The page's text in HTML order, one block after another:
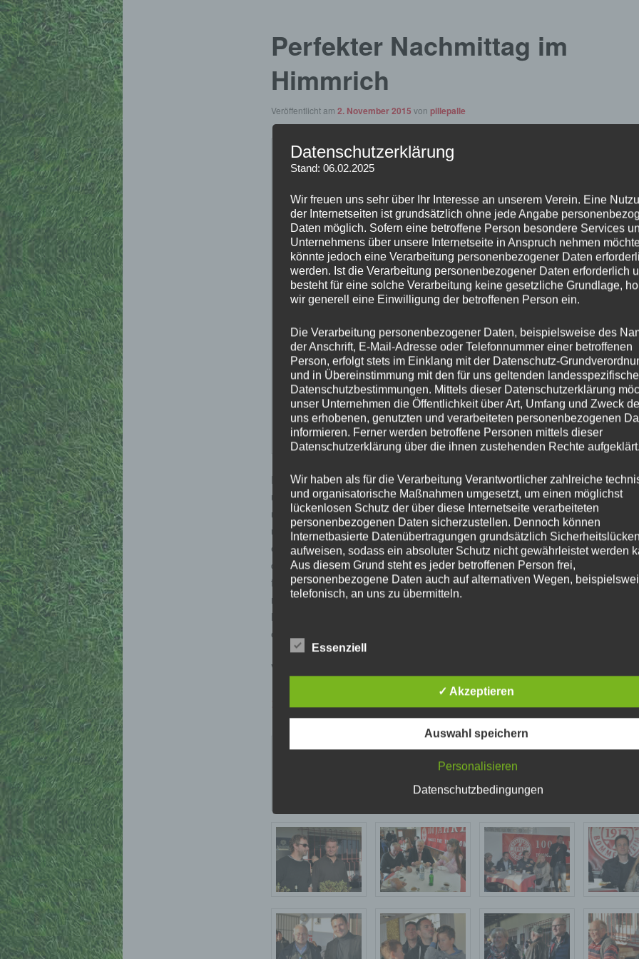
Perfekter Nachmittag im
Himmrich
Veröffentlicht am 2. November 2015 von pillepalle
Einen wunderschönen sonnigen Nachmittag erlebten die zahlreichen Besucher
unserer Ersten und Zweiten Mannschaft. Bei bis zu 22 Grad waren noch einmal
und Sonnenbrille angesagt. Gekrönt wurde das Ganze von einem souveränen
unserer Mannschaft gegen die SG Wehrheim/Pfaffenwiesbach – und somit
erfolgreichen Debüt unseres neuen Trainers Achim Bamberg. Der Vorstand
diesen Spieltag unsere Sponsoren und Vertreter der Stadt und Politik eingeladen
für die Unterstützung zu bedanken. Bei Kaffee, Kuchen, Sekt und Brötchen kam
netten Gesprächen. Alle bekamen eine Saison-Dauerkarte überreicht, um solche
Nachmittage
oft möglichst wiederholen zu können.
Vielen Dank an alle und bis bald mal wieder auf unserem Sportplatz!
Datenschutzerklärung
Stand: 06.02.2025
Wir freuen uns sehr über Ihr Interesse an unserem Verein. Eine
der Internetseiten ist grundsätzlich ohne jede Angabe
Daten möglich. Sofern eine betroffene Person besondere Services
Unternehmens über unsere Internetseite in Anspruch nehmen
könnte jedoch eine Verarbeitung personenbezogener Daten
werden. Ist die Verarbeitung personenbezogener Daten erforderlich
besteht für eine solche Verarbeitung keine gesetzliche Grundlage,
wir generell eine Einwilligung der betroffenen Person ein.
Die Verarbeitung personenbezogener Daten, beispielsweise des
der Anschrift, E-Mail-Adresse oder Telefonnummer einer betroffenen
Person, erfolgt stets im Einklang mit der Datenschutz-
und in Übereinstimmung mit den für uns geltenden
Datenschutzbestimmungen. Mittels dieser Datenschutzerklärung
unser Unternehmen die Öffentlichkeit über Art, Umfang und Zweck
uns erhobenen, genutzten und verarbeiteten personenbezogenen
informieren. Ferner werden betroffene Personen mittels dieser
Datenschutzerklärung über die ihnen zustehenden Rechte aufgeklärt.
Wir haben als für die Verarbeitung Verantwortlicher zahlreiche
und organisatorische Maßnahmen umgesetzt, um einen möglichst
lückenlosen Schutz der über diese Internetseite verarbeiteten
personenbezogenen Daten sicherzustellen. Dennoch können
Internetbasierte Datenübertragungen grundsätzlich Sicherheitslücken
aufweisen, sodass ein absoluter Schutz nicht gewährleistet werden
Aus diesem Grund steht es jeder betroffenen Person frei,
personenbezogene Daten auch auf alternativen Wegen,
telefonisch, an uns zu übermitteln.
Die Datenschutzerklärung beruht auf den Begrifflichkeiten, die durch den
soll sowohl für die Öffentlichkeit als auch für unsere Kunden und
Geschäftspartner einfach lesbar und verständlich sein. Um dies zu
gewährleisten, möchten wir vorab die verwendeten Begrifflichkeiten
Wir verwenden in dieser Datenschutzerklärung unter anderem die
a) personenbezogene Daten
Personenbezogene Daten sind alle Informationen, die sich auf eine
identifizierte oder identifizierbare natürliche Person (im Folgenden
„betroffene Person") beziehen. Als identifizierbar wird eine natürliche
angesehen, die direkt oder indirekt, insbesondere mittels Zuordnung
zu einer Online-Kennung oder zu einem oder mehreren besonderen
Merkmalen, die Ausdruck der physischen, physiologischen,
psychischen, wirtschaftlichen, kulturellen oder sozialen Identität
natürlichen Person sind, identifiziert werden kann.
Essenziell
✓ Akzeptieren
Auswahl speichern
Personalisieren
Datenschutzbedingungen